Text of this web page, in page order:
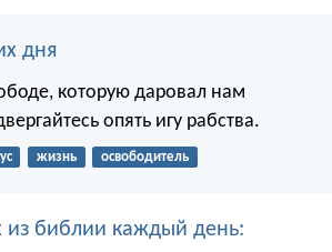
дня
которую даровал нам
опять игу рабства.
жизнь освободитель
из библии каждый день: